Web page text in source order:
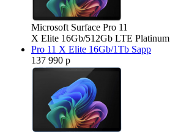
Microsoft Surface Pro 11
X Elite 16Gb/512Gb LTE Platinum
Pro 11 X Elite 16Gb/1Tb Sapp
137 990 р